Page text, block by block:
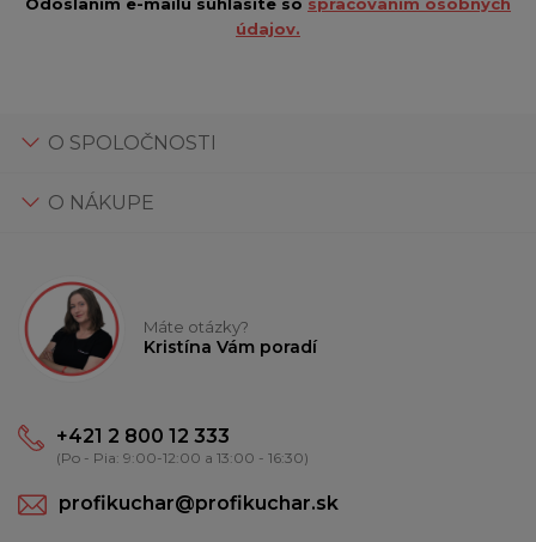
údajov.
O SPOLOČNOSTI
O NÁKUPE
Máte otázky?
Kristína Vám poradí
+421 2 800 12 333
(Po - Pia: 9:00-12:00 a 13:00 - 16:30)
profikuchar@profikuchar.sk